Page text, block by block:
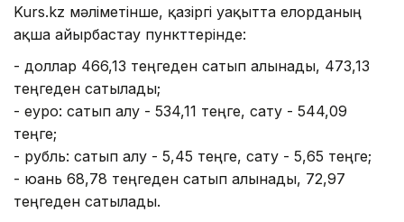
Kurs.kz мәліметінше, қазіргі уақытта елорданың
ақша айырбастау пункттерінде:
- доллар 466,13 теңгеден сатып алынады, 473,13
теңгеден сатылады;
- еуро: сатып алу - 534,11 теңге, сату - 544,09
теңге;
- рубль: сатып алу - 5,45 теңге, сату - 5,65 теңге;
- юань 68,78 теңгеден сатып алынады, 72,97
теңгеден сатылады.